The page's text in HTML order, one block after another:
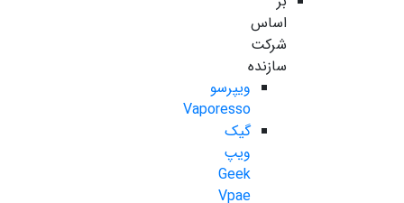
اساس
شرکت
سازنده
ویپرسو
Vaporesso
گیک
ویپ
Geek
Vpae